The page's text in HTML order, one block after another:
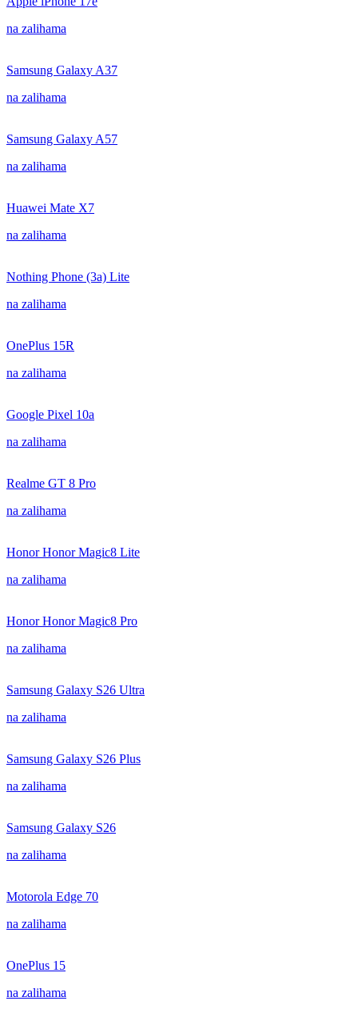
na zalihama
Samsung Galaxy A37
na zalihama
Samsung Galaxy A57
na zalihama
Huawei Mate X7
na zalihama
Nothing Phone (3a) Lite
na zalihama
OnePlus 15R
na zalihama
Google Pixel 10a
na zalihama
Realme GT 8 Pro
na zalihama
Honor Honor Magic8 Lite
na zalihama
Honor Honor Magic8 Pro
na zalihama
Samsung Galaxy S26 Ultra
na zalihama
Samsung Galaxy S26 Plus
na zalihama
Samsung Galaxy S26
na zalihama
Motorola Edge 70
na zalihama
OnePlus 15
na zalihama